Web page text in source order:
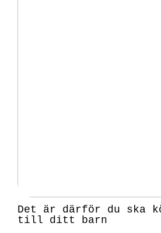
Det är därför du ska
till ditt barn